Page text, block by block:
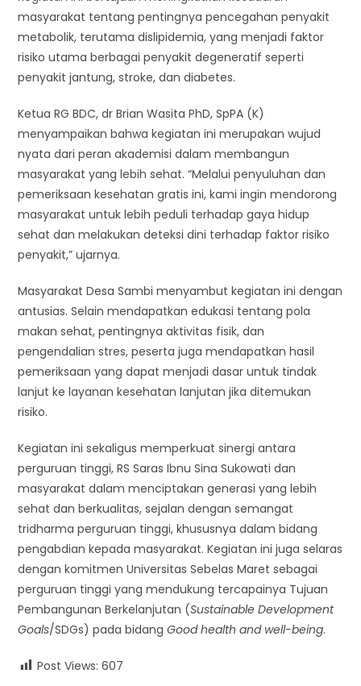
masyarakat tentang pentingnya pencegahan penyakit
metabolik, terutama dislipidemia, yang menjadi faktor
risiko utama berbagai penyakit degeneratif seperti
penyakit jantung, stroke, dan diabetes.
Ketua RG BDC, dr Brian Wasita PhD, SpPA (K)
menyampaikan bahwa kegiatan ini merupakan wujud
nyata dari peran akademisi dalam membangun
masyarakat yang lebih sehat. “Melalui penyuluhan dan
pemeriksaan kesehatan gratis ini, kami ingin mendorong
masyarakat untuk lebih peduli terhadap gaya hidup
sehat dan melakukan deteksi dini terhadap faktor risiko
penyakit,” ujarnya.
Masyarakat Desa Sambi menyambut kegiatan ini dengan
antusias. Selain mendapatkan edukasi tentang pola
makan sehat, pentingnya aktivitas fisik, dan
pengendalian stres, peserta juga mendapatkan hasil
pemeriksaan yang dapat menjadi dasar untuk tindak
lanjut ke layanan kesehatan lanjutan jika ditemukan
risiko.
Kegiatan ini sekaligus memperkuat sinergi antara
perguruan tinggi, RS Saras Ibnu Sina Sukowati dan
masyarakat dalam menciptakan generasi yang lebih
sehat dan berkualitas, sejalan dengan semangat
tridharma perguruan tinggi, khususnya dalam bidang
pengabdian kepada masyarakat. Kegiatan ini juga selaras
dengan komitmen Universitas Sebelas Maret sebagai
perguruan tinggi yang mendukung tercapainya Tujuan
Pembangunan Berkelanjutan (Sustainable Development
Goals/SDGs) pada bidangGood health and well-being.
Post Views: 607